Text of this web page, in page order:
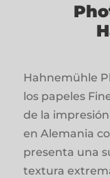
Hahnemühle
los papeles
de la
en Alemania
presenta una
textura